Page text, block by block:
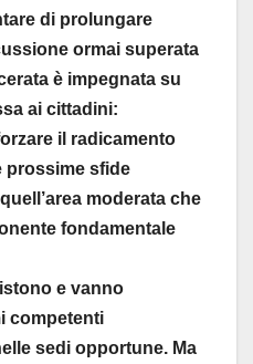
di prolungare
ormai superata
è impegnata su
ai cittadini:
il radicamento
prossime sfide
moderata che
fondamentale
e vanno
competenti
sedi opportune. Ma